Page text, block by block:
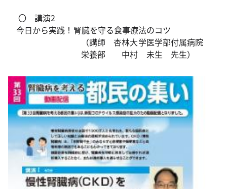
〇 講演2
今日から実践！腎臓を守る食事療法のコツ
（講師 杏林大学医学部付属病院
栄養部 中村 未生 先生）